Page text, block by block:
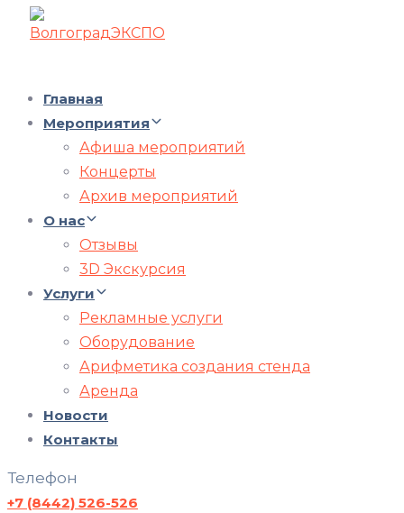
Главная
Мероприятия
Афиша мероприятий
Концерты
Архив мероприятий
О нас
Отзывы
3D Экскурсия
Услуги
Рекламные услуги
Оборудование
Арифметика создания стенда
Аренда
Новости
Контакты
Телефон
+7 (8442) 526-526